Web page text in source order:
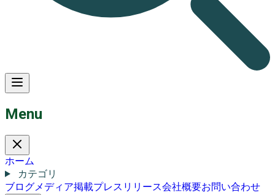
Menu
ホーム
カテゴリ
ブログメディア掲載プレスリリース会社概要お問い合わせ